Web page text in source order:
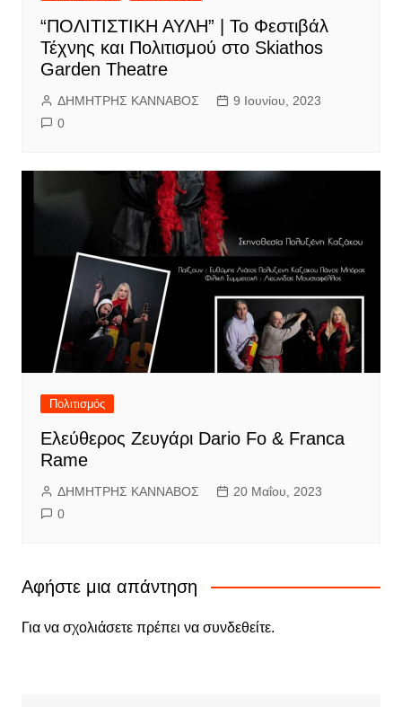
“ΠΟΛΙΤΙΣΤΙΚΗ ΑΥΛΗ” | Το Φεστιβάλ
Τέχνης και Πολιτισμού στο Skiathos
Garden Theatre
ΔΗΜΗΤΡΗΣ ΚΑΝΝΑΒΟΣ
9 Ιουνίου, 2023
0
Πολιτισμός
Ελεύθερος Ζευγάρι Dario Fo & Franca
Rame
ΔΗΜΗΤΡΗΣ ΚΑΝΝΑΒΟΣ
20 Μαΐου, 2023
0
Αφήστε μια απάντηση
Για να σχολιάσετε πρέπει να συνδεθείτε.